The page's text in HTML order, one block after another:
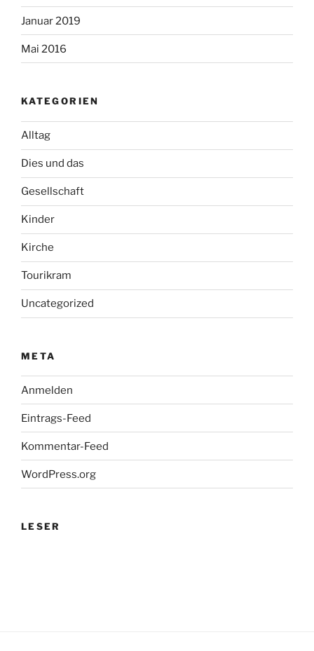
Januar 2019
Mai 2016
KATEGORIEN
Alltag
Dies und das
Gesellschaft
Kinder
Kirche
Tourikram
Uncategorized
META
Anmelden
Eintrags-Feed
Kommentar-Feed
WordPress.org
LESER